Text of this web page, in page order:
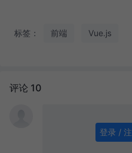
标签： 前端 Vue.js
评论 10
登录 /